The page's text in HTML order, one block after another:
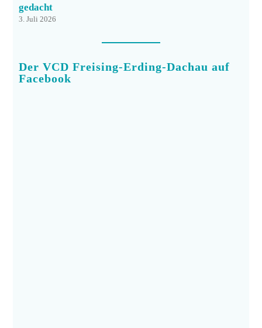
gedacht
3. Juli 2026
Der VCD Freising-Erding-Dachau auf
Facebook